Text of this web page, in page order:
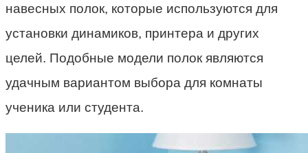
навесных полок, которые используются для
установки динамиков, принтера и других
целей. Подобные модели полок являются
удачным вариантом выбора для комнаты
ученика или студента.